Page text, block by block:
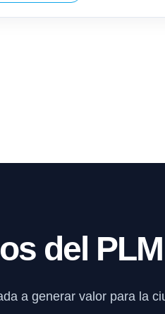
del PLM
a generar valor para la